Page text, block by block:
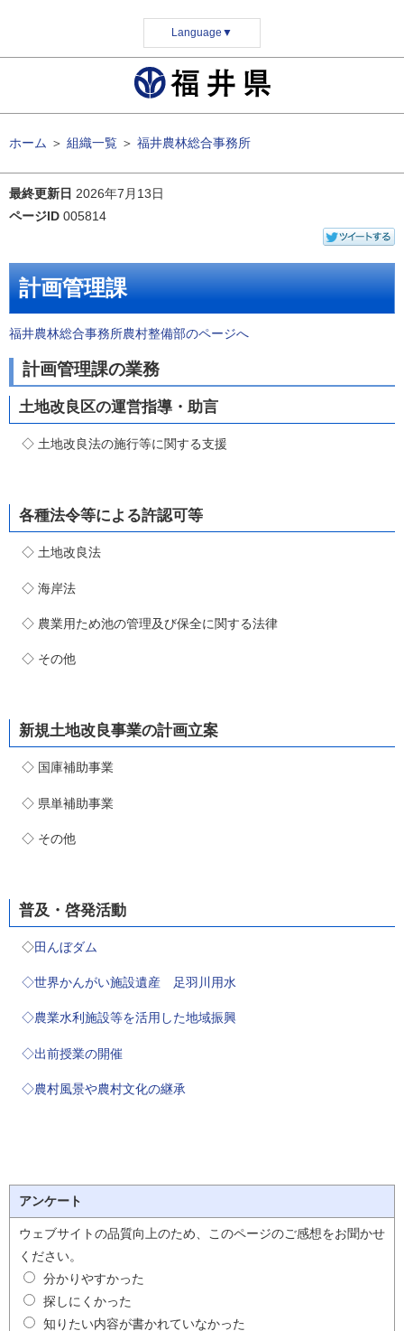
Language ▼
ホーム ＞ 組織一覧 ＞ 福井農林総合事務所
最終更新日 2026年7月13日
ページID 005814
計画管理課
福井農林総合事務所農村整備部のページへ
計画管理課の業務
土地改良区の運営指導・助言
◇ 土地改良法の施行等に関する支援
各種法令等による許認可等
◇ 土地改良法
◇ 海岸法
◇ 農業用ため池の管理及び保全に関する法律
◇ その他
新規土地改良事業の計画立案
◇ 国庫補助事業
◇ 県単補助事業
◇ その他
普及・啓発活動
◇田んぼダム
◇世界かんがい施設遺産 足羽川用水
◇農業水利施設等を活用した地域振興
◇出前授業の開催
◇農村風景や農村文化の継承
アンケート
ウェブサイトの品質向上のため、このページのご感想をお聞かせ
ください。
分かりやすかった
探しにくかった
知りたい内容が書かれていなかった